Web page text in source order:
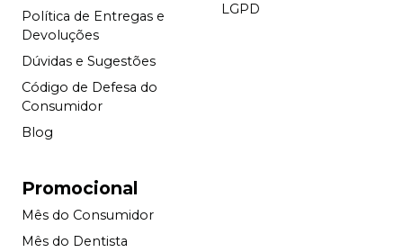
Política de Entregas e
Devoluções
Dúvidas e Sugestões
Código de Defesa do
Consumidor
Blog
LGPD
Promocional
Mês do Consumidor
Mês do Dentista